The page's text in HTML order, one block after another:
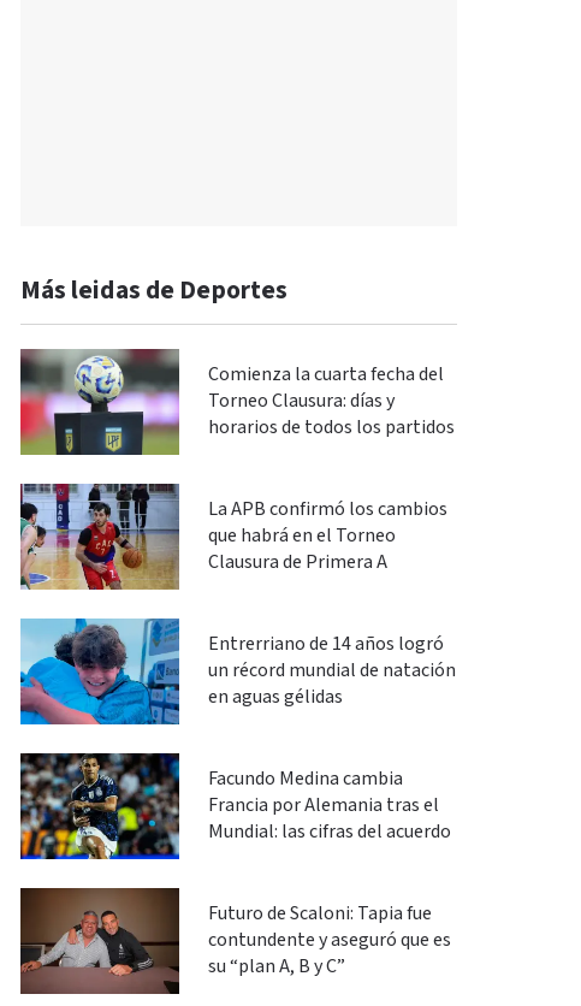
Más leidas de Deportes
Comienza la cuarta fecha del
Torneo Clausura: días y
horarios de todos los partidos
La APB confirmó los cambios
que habrá en el Torneo
Clausura de Primera A
Entrerriano de 14 años logró
un récord mundial de natación
en aguas gélidas
Facundo Medina cambia
Francia por Alemania tras el
Mundial: las cifras del acuerdo
Futuro de Scaloni: Tapia fue
contundente y aseguró que es
su “plan A, B y C”